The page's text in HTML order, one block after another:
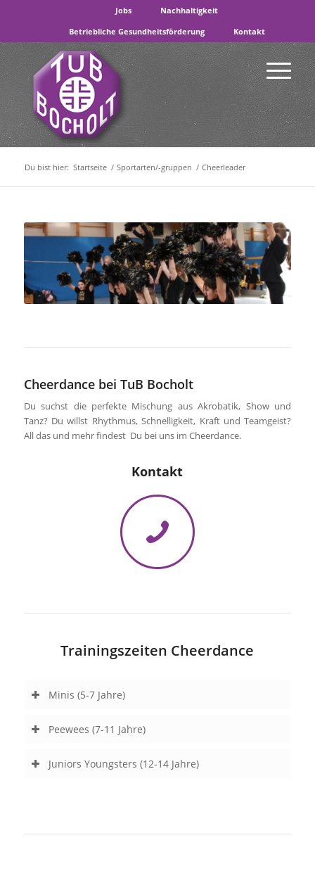
Jobs
Nachhaltigkeit
Betriebliche Gesundheitsförderung
Kontakt
Du bist hier: Startseite / Sportarten/-gruppen / Cheerleader
Cheerdance bei TuB Bocholt
Du suchst die perfekte Mischung aus Akrobatik, Show und
Tanz? Du willst Rhythmus, Schnelligkeit, Kraft und Teamgeist?
All das und mehr findest Du bei uns im Cheerdance.
Kontakt
Trainingszeiten Cheerdance
Minis (5-7 Jahre)
Peewees (7-11 Jahre)
Juniors Youngsters (12-14 Jahre)